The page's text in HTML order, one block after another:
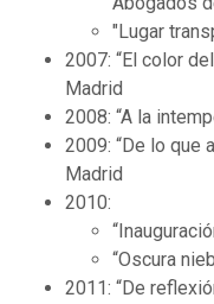
"Lugar
2007: “El color
Madrid
2008: “A la
2009: “De lo que
Madrid
2010:
“Oscura
2011: “De